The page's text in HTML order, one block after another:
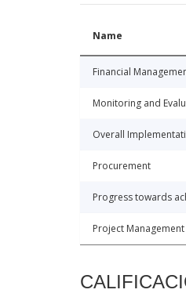
Name
Financial
Monitoring and
Overall
Procurement
Progress towards
Project Management